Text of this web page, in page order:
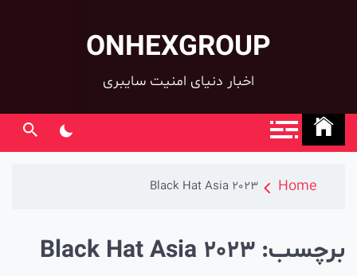
ONHEXGROUP
اخبار دنیای امنیت سایبری
Home
Black Hat Asia 2023
Black Hat Asia 2023